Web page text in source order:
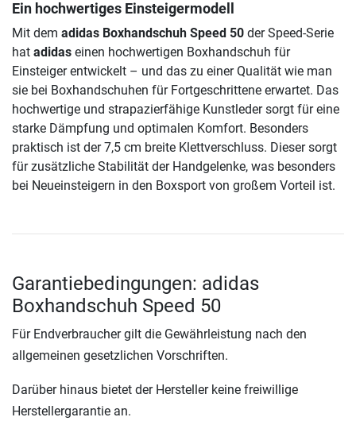
Ein hochwertiges Einsteigermodell
Mit dem adidas Boxhandschuh Speed 50 der Speed-Serie
hat adidas einen hochwertigen Boxhandschuh für
Einsteiger entwickelt – und das zu einer Qualität wie man
sie bei Boxhandschuhen für Fortgeschrittene erwartet. Das
hochwertige und strapazierfähige Kunstleder sorgt für eine
starke Dämpfung und optimalen Komfort. Besonders
praktisch ist der 7,5 cm breite Klettverschluss. Dieser sorgt
für zusätzliche Stabilität der Handgelenke, was besonders
bei Neueinsteigern in den Boxsport von großem Vorteil ist.
Garantiebedingungen: adidas
Boxhandschuh Speed 50
Für Endverbraucher gilt die Gewährleistung nach den
allgemeinen gesetzlichen Vorschriften.
Darüber hinaus bietet der Hersteller keine freiwillige
Herstellergarantie an.